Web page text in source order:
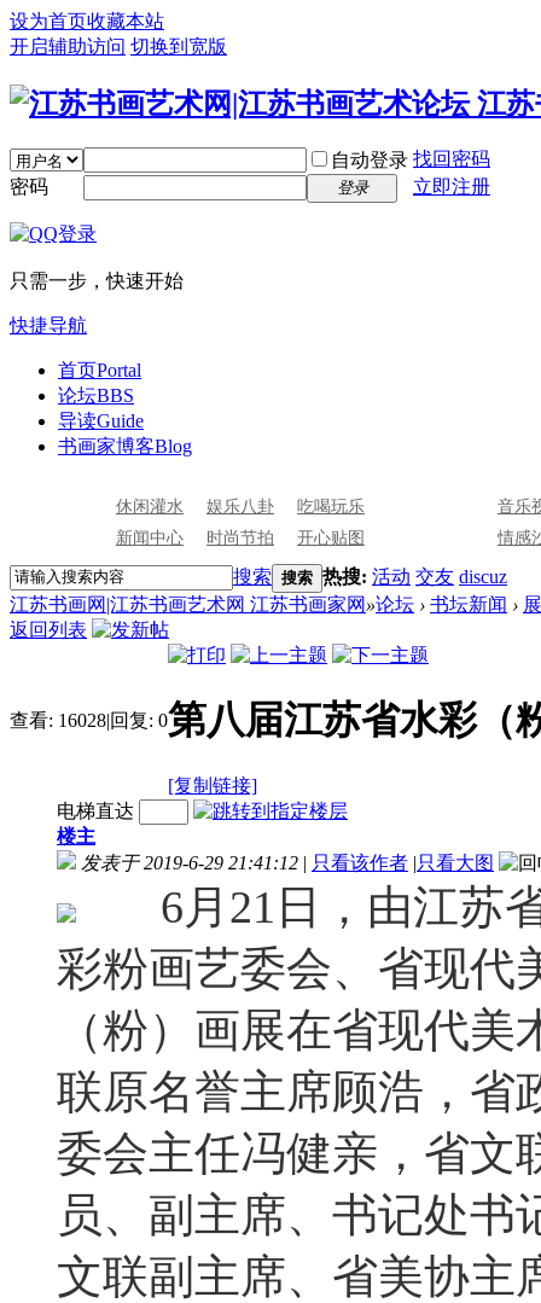
设为首页收藏本站
开启辅助访问 切换到宽版
自动登录 找回密码
密码
登录 立即注册
只需一步，快速开始
快捷导航
首页Portal
论坛BBS
导读Guide
书画家博客Blog
休闲灌水 娱乐八卦
吃喝玩乐
新闻中心
时尚节拍 开心贴图
音乐
情感
搜索 搜索 热搜: 活动 交友 discuz
江苏书画网|江苏书画艺术网 江苏书画家网 »论坛 › 书坛新闻 ›
返回列表
查看: 16028|回复: 0第八届江苏省水彩（
[复制链接]
电梯直达
楼主
发表于 2019-6-29 21:41:12 | 只看该作者 |只看大图
6月21日，由江苏
彩粉画艺委会、省现代
（粉）画展在省现代美
联原名誉主席顾浩，省
委会主任冯健亲，省文
员、副主席、书记处书
文联副主席、省美协主